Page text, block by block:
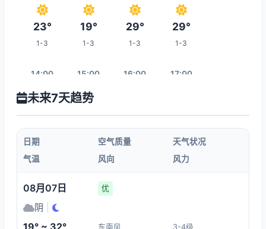
23°
1-3
19°
1-3
29°
1-3
29°
1-3
14:00
32°
15:00
34°
16:00 17:00
18:00
33°
1-3
19:00 21:00
未来7天趋势
日期 空气质量
天气状况
气温
风向 风力
08月07日 优
阴
19° ~ 32° 东南风 3-4级